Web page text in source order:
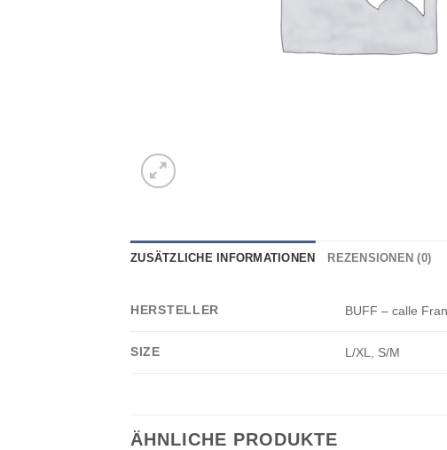
ZUSÄTZLICHE INFORMATIONEN REZENSIONEN (0)
HERSTELLER BUFF – calle
SIZE L/XL, S/M
ÄHNLICHE PRODUKTE